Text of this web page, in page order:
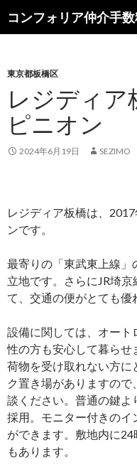
コンフォリア仲介手
索
ン
ツ
へ
ス
キ
ッ
東京都板橋区
レジディア
ピニオン
2024年6月19日 SEZIMO
レジディア板橋は、
ンです。
最寄りの「東武東上線
立地です。さらにJR埼
て、交通の便がとても優
設備に関しては、オー
性の方も安心して暮らせ
荷物を受け取れない方に
ク置き場がありますの
談ください。普通の鍵よ
採用。モニター付きの
ができます。敷地内に
もあります。